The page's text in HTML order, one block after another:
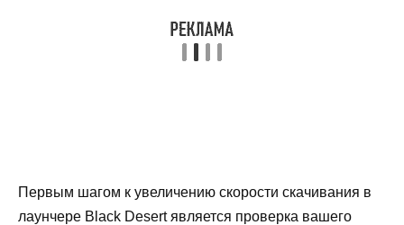
Первым шагом к увеличению скорости скачивания в
лаунчере Black Desert является проверка вашего